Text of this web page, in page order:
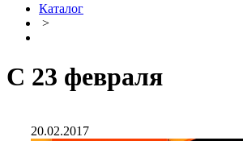
Каталог
>
С 23 февраля
20.02.2017